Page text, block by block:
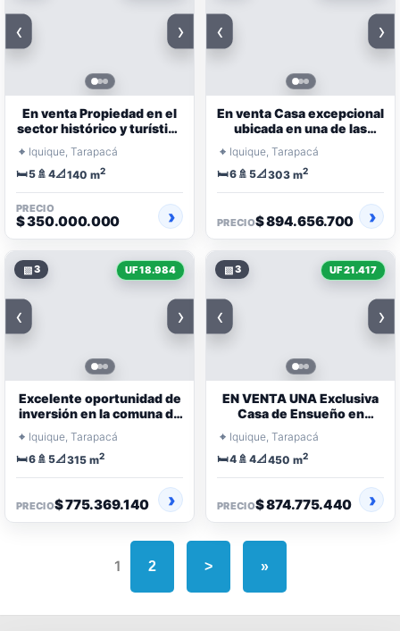
‹ ›
En venta Propiedad en el
sector histórico y turístico
de Baquedano
⌖ Iquique, Tarapacá
🛏️5 🚿 4📐140 m2
PRECIO
$ 350.000.000
‹ ›
En venta Casa excepcional
ubicada en una de las
zonas más destacadas de
Iquique
⌖ Iquique, Tarapacá
🛏️6 🚿 5📐303 m2
PRECIO$ 894.656.700
▧3 UF 18.984
‹ ›
Excelente oportunidad de
inversión en la comuna de
Iquique
⌖ Iquique, Tarapacá
🛏️6 🚿 5📐315 m2
PRECIO$ 775.369.140
▧3 UF 21.417
‹ ›
EN VENTA UNA Exclusiva
Casa de Ensueño en
Pasaje Miramar
⌖ Iquique, Tarapacá
🛏️4 🚿 4📐450 m2
PRECIO$ 874.775.440
1 2 > »